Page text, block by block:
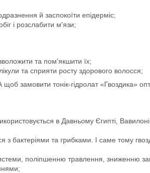
й заспокоїти епідерміс;
і розслабити м'язи;
та пом'якшити їх;
та сприяти росту здорового волосся;
замовити тонік-гідролат «Гвоздика»
в Давньому Єгипті,
з бактеріями та грибками. І саме тому
поліпшенню травлення, зниженню